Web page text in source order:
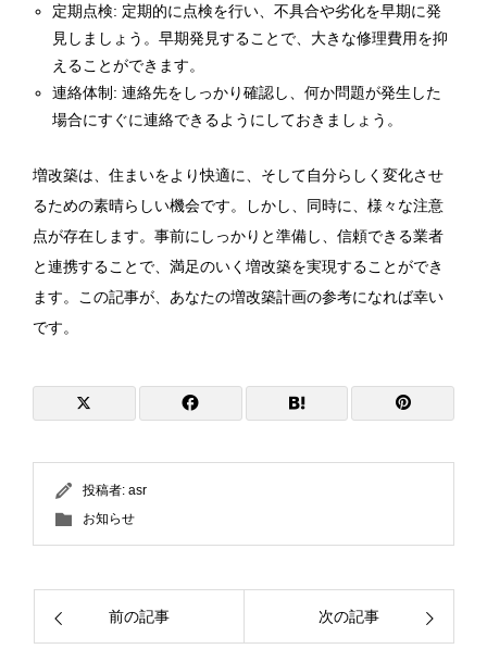
定期点検: 定期的に点検を行い、不具合や劣化を早期に発
見しましょう。早期発見することで、大きな修理費用を抑
えることができます。
連絡体制: 連絡先をしっかり確認し、何か問題が発生した
場合にすぐに連絡できるようにしておきましょう。
増改築は、住まいをより快適に、そして自分らしく変化させ
るための素晴らしい機会です。しかし、同時に、様々な注意
点が存在します。事前にしっかりと準備し、信頼できる業者
と連携することで、満足のいく増改築を実現することができ
ます。この記事が、あなたの増改築計画の参考になれば幸い
です。
投稿者: asr
お知らせ
前の記事 次の記事